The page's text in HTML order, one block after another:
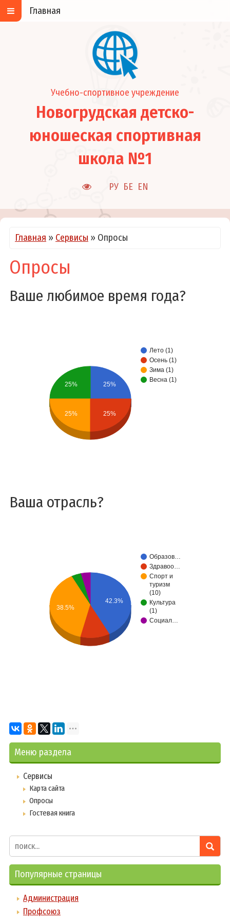
Учебно-спортивное учреждение
Новогрудская детско-
юношеская спортивная
школа №1
РУ БЕ EN
Главная
Главная » Сервисы » Опросы
Опросы
Ваше любимое время года?
Лето (1)
Осень (1)
Зима (1)
Весна (1)
25%
25%
25% 25%
Ваша отрасль?
Образов…
Здравоо…
Спорт и
туризм
(10)
Культура
(1)
Социал…
42.3%
38.5%
Меню раздела
Сервисы
Карта сайта
Опросы
Гостевая книга
Популярные страницы
Администрация
Профсоюз